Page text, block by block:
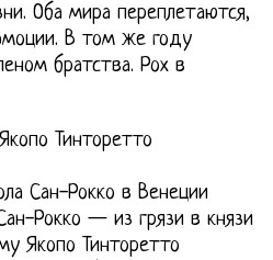
Оба мира переплетаются,
В том же году
братства. Рох в
Тинторетто
Сан-Рокко в Венеции
Рокко — из грязи в князи
Якопо Тинторетто